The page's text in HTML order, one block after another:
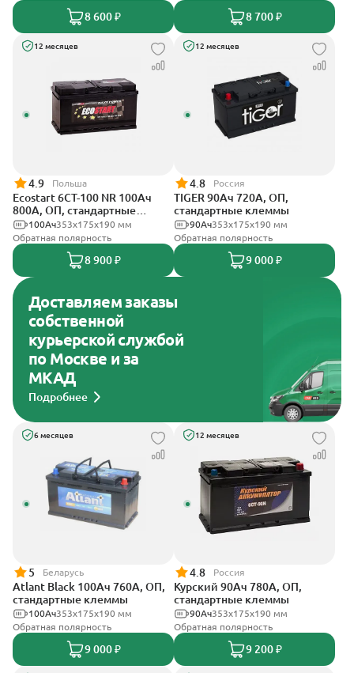
8 600 ₽ 8 700 ₽
12 месяцев
4.9 Польша
Ecostart 6CT-100 NR 100Ач
800А, ОП, стандартные
клеммы353x175x190 мм
100Ач
Обратная полярность
8 900 ₽
12 месяцев
4.8 Россия
TIGER 90Ач 720А, ОП,
стандартные клеммы
353х175х190 мм
90Ач
Обратная полярность
9 000 ₽
Доставляем заказы
собственной
курьерской службой
по Москве и за
МКАД
Подробнее
6 месяцев
5 Беларусь
Atlant Black 100Ач 760А, ОП,
стандартные клеммы
353х175х190 мм
100Ач
Обратная полярность
9 000 ₽
12 месяцев
4.8 Россия
Курский 90Ач 780А, ОП,
стандартные клеммы
353x175x190 мм
90Ач
Обратная полярность
9 200 ₽